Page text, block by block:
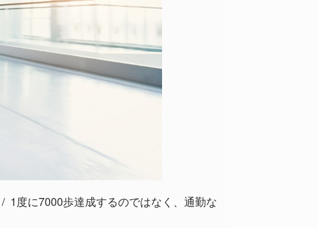
1度に7000歩達成するのではなく、通勤な